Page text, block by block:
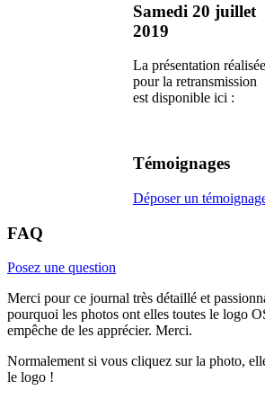
Samedi 20 juillet
2019
La présentation réalisée
pour la retransmission
est disponible ici :
Témoignages
Déposer un
FAQ
Posez une question
Merci pour ce journal très détaillé et
pourquoi les photos ont elles toutes le logo
empêche de les apprécier. Merci.
Normalement si vous cliquez sur la photo,
le logo !